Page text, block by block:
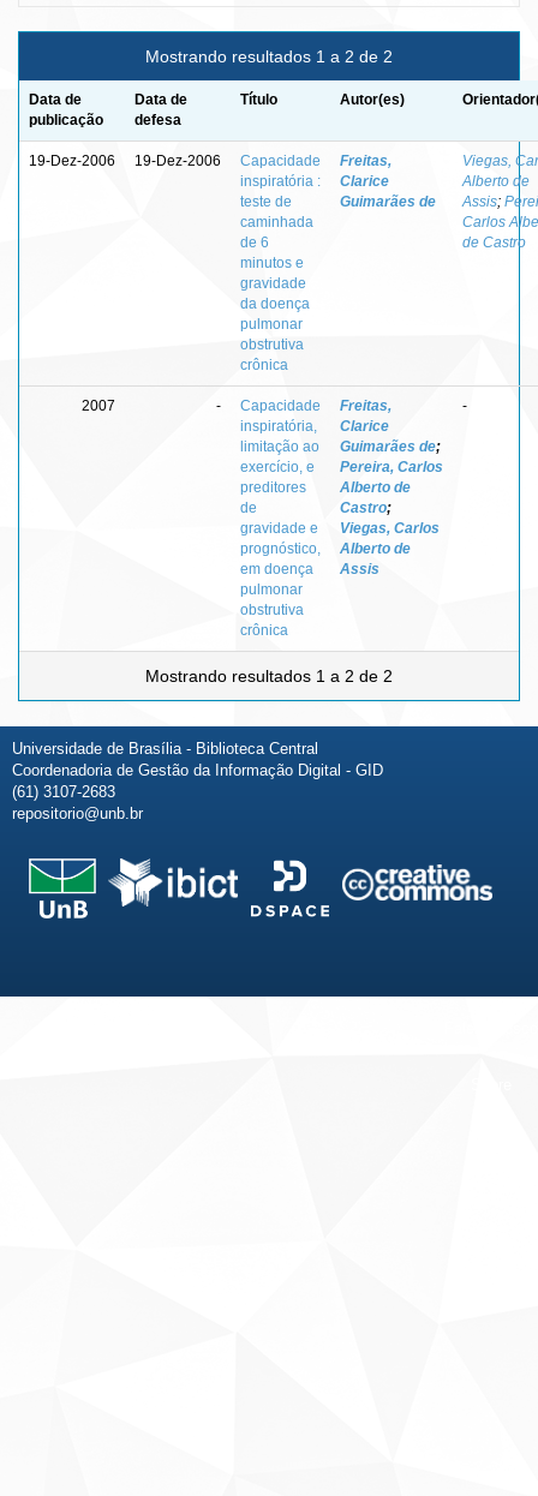
Mostrando resultados 1 a 2 de 2
Data de
publicação
Data de
defesa
Título Autor(es)
19-Dez-2006 19-Dez-2006
Capacidade
inspiratória :
teste de
caminhada
de 6
minutos e
gravidade
da doença
pulmonar
obstrutiva
crônica
Freitas,
Clarice
Guimarães de
Viegas,
Alberto de
Assis;
Carlos
de Castro
2007 -
Capacidade
inspiratória,
limitação ao
exercício, e
preditores
de
gravidade e
prognóstico,
em doença
pulmonar
obstrutiva
crônica
Freitas,
Clarice
Guimarães de;
Pereira, Carlos
Alberto de
Castro;
Viegas, Carlos
Alberto de
Assis
-
Mostrando resultados 1 a 2 de 2
Universidade de Brasília - Biblioteca Central
Coordenadoria de Gestão da Informação Digital - GID
(61) 3107-2683
repositorio@unb.br